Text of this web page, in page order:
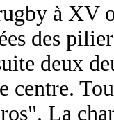
à XV
des
deux
centre.
La